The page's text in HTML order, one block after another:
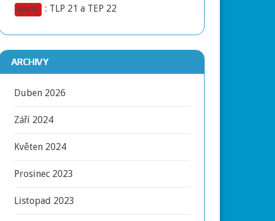
DAVID : TLP 21 a TEP 22
ARCHIVY
Duben 2026
Září 2024
Květen 2024
Prosinec 2023
Listopad 2023